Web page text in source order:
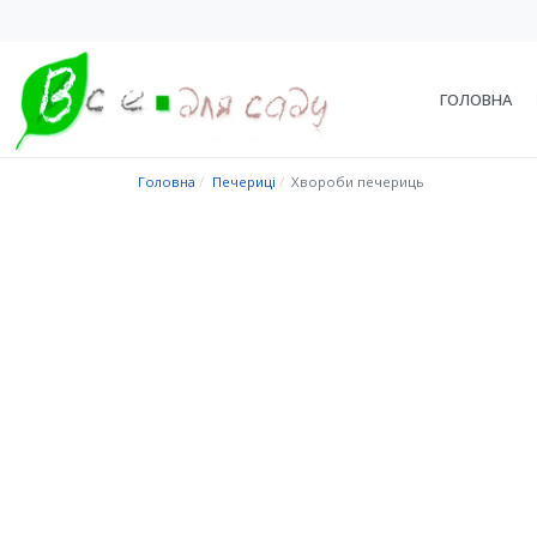
ГОЛОВНА
Головна Печериці Хвороби печериць